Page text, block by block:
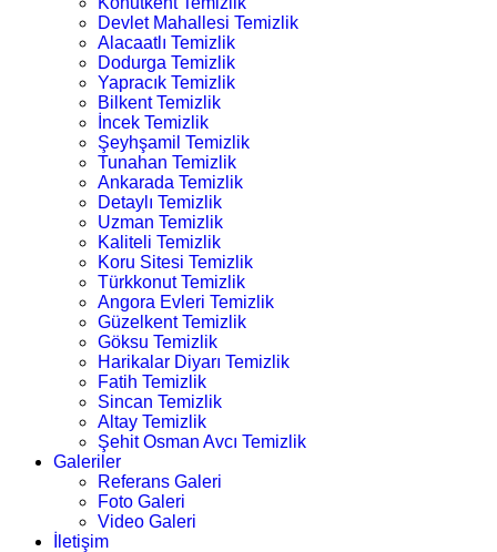
Devlet Mahallesi Temizlik
Alacaatlı Temizlik
Dodurga Temizlik
Yapracık Temizlik
Bilkent Temizlik
İncek Temizlik
Şeyhşamil Temizlik
Tunahan Temizlik
Ankarada Temizlik
Detaylı Temizlik
Uzman Temizlik
Kaliteli Temizlik
Koru Sitesi Temizlik
Türkkonut Temizlik
Angora Evleri Temizlik
Güzelkent Temizlik
Göksu Temizlik
Harikalar Diyarı Temizlik
Fatih Temizlik
Sincan Temizlik
Altay Temizlik
Şehit Osman Avcı Temizlik
Galeriler
Referans Galeri
Foto Galeri
Video Galeri
İletişim